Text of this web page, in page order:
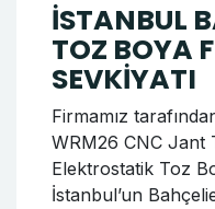
İSTANBUL
TOZ BOYA
SEVKİYATI
Firmamız
WRM26 CNC Jant
Elektrostatik Toz
İstanbul’un